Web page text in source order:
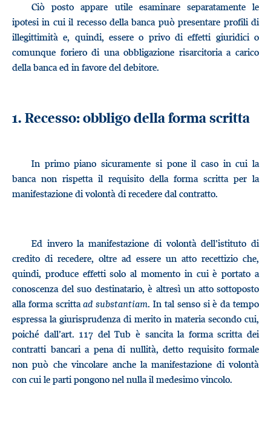
Ciò posto appare utile esaminare separatamente le
ipotesi in cui il recesso della banca può presentare profili di
illegittimità e, quindi, essere o privo di effetti giuridici o
comunque foriero di una obbligazione risarcitoria a carico
della banca ed in favore del debitore.
1. Recesso: obbligo della forma scritta
In primo piano sicuramente si pone il caso in cui la
banca non rispetta il requisito della forma scritta per la
manifestazione di volontà di recedere dal contratto.
Ed invero la manifestazione di volontà dell’istituto di
credito di recedere, oltre ad essere un atto recettizio che,
quindi, produce effetti solo al momento in cui è portato a
conoscenza del suo destinatario, è altresì un atto sottoposto
alla forma scrittaad substantiam. In tal senso si è da tempo
espressa la giurisprudenza di merito in materia secondo cui,
poiché dall’art. 117 del Tub è sancita la forma scritta dei
contratti bancari a pena di nullità, detto requisito formale
non può che vincolare anche la manifestazione di volontà
con cui le parti pongono nel nulla il medesimo vincolo.